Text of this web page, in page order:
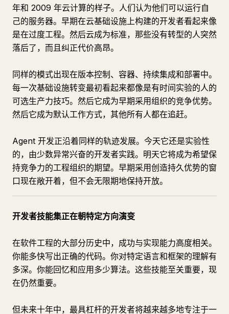
年和 2009 年云计算的样子。人们认为他们可以运行自
己的服务器。早期在云基础设施上构建的开发者看起来像
是在过度工程。然后云成为标准，那些没有转型的人突然
落后了，而且纠正代价高昂。
同样的模式出现在版本控制、容器、持续集成和部署中。
每一次基础设施转变最初看起来都像是有时间实验的人的
可选生产力技巧。然后它成为早期采用组织的竞争优势。
然后它成为默认工作方式，其他所有人都在追赶。
Agent 开发正沿着同样的轨迹发展。今天它还是实验性
的，由少数异常兴奋的开发者实践。明天它将成为希望保
持竞争力的工程组织的期望。早期采用创造持久优势的窗
口现在敞开着，但不会无限期地保持开放。
开发者技能集正在朝特定方向演变
在软件工程的大部分历史中，成功与实现能力高度相关。
你能多快写出正确的代码。你对特定语言和框架的理解有
多深。你能回忆和应用多少算法。这些技能至关重要，现
在仍然重要。
但未来十年中，最具杠杆的开发者将越来越多地专注于一